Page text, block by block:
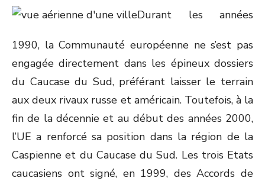
Durant les années
1990, la Communauté européenne ne s’est pas
engagée directement dans les épineux dossiers
du Caucase du Sud, préférant laisser le terrain
aux deux rivaux russe et américain. Toutefois, à la
fin de la décennie et au début des années 2000,
l’UE a renforcé sa position dans la région de la
Caspienne et du Caucase du Sud. Les trois Etats
caucasiens ont signé, en 1999, des Accords de